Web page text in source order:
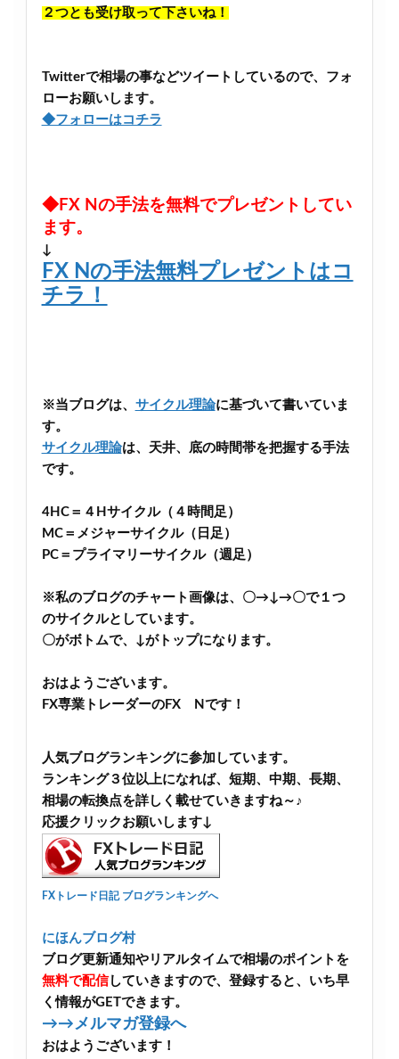
２つとも受け取って下さいね！
Twitterで相場の事などツイートしているので、フォ
ローお願いします。
◆フォローはコチラ
◆FX Nの手法を無料でプレゼントしてい
ます。
↓
FX Nの手法無料プレゼントはコ
チラ！
※当ブログは、 サイクル理論に基づいて書いていま
す。
サイクル理論は、天井、底の時間帯を把握する手法
です。
4HC＝４Hサイクル（４時間足）
MC＝メジャーサイクル（日足）
PC＝プライマリーサイクル（週足）
※私のブログのチャート画像は、〇→↓→〇で１つ
のサイクルとしています。
〇がボトムで、↓がトップになります。
おはようございます。
FX専業トレーダーのFX Nです！
人気ブログランキングに参加しています。
ランキング３位以上になれば、短期、中期、長期、
相場の転換点を詳しく載せていきますね～♪
応援クリックお願いします↓
FXトレード日記 ブログランキングへ
にほんブログ村
ブログ更新通知やリアルタイムで相場のポイントを
無料で配信していきますので、登録すると、いち早
く情報がGETできます。
→→メルマガ登録へ
おはようございます！